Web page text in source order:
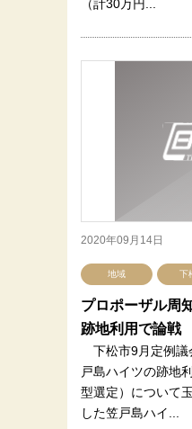
（計30万円...
2020年09月14日
地域 下
プロポーザル周
跡地利用で論戦
下松市9月定例議
戸島ハイツの跡地
型選定）について
した笠戸島ハイ...